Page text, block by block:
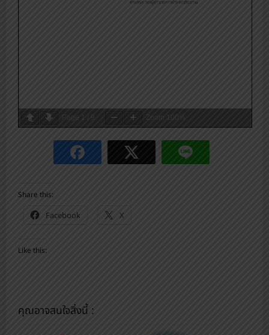
Page 1 9 Zoom 100%
Share this:
Facebook
X
Like this:
คุณอาจสนใจสิ่งนี้ :